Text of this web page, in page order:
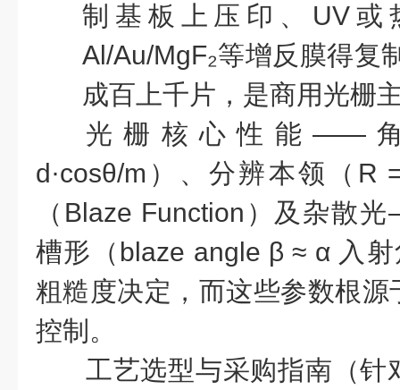
制基板上压印、 UV 或
Al/Au/MgF₂等增反膜得复
成百上千片，是商用光栅
光栅核心性能 ——
d·cosθ/m ）、分辨本领（ R
（ Blaze Function ）及杂散光
槽形（ blaze angle β ≈ α 入
粗糙度决定，而这些参数根
控制。
工艺选型与采购指南（针